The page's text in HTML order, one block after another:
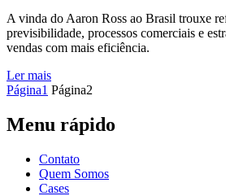
A vinda do Aaron Ross ao Brasil trouxe
previsibilidade, processos comerciais e
vendas com mais eficiência.
Ler mais
Página1 Página2
Menu rápido
Contato
Quem Somos
Cases